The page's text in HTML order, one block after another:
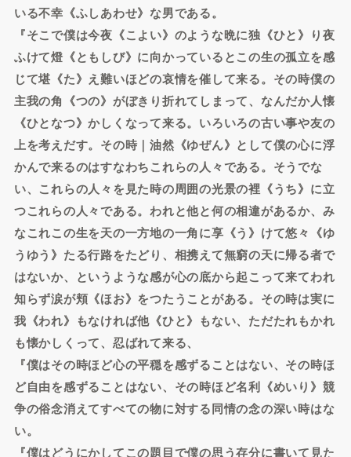
いる不幸《ふしあわせ》な男である。
『そこで僕は今夜《こよい》のような晩に独《ひと》り夜
ふけて燈《ともしび》に向かっているとこの生の孤立を感
じて堪《た》え難いほどの哀情を催して来る。その時僕の
主我の角《つの》がぼきり折れてしまって、なんだか人懐
《ひとなつ》かしくなって来る。いろいろの古い事や友の
上を考えだす。その時｜油然《ゆぜん》として僕の心に浮
かんで来るのはすなわちこれらの人々である。そうでな
い、これらの人々を見た時の周囲の光景の裡《うち》に立
つこれらの人々である。われと他と何の相違があるか、み
なこれこの生を天の一方地の一角に享《う》けて悠々《ゆ
うゆう》たる行路をたどり、相携えて無窮の天に帰る者で
はないか、というような感が心の底から起こって来てわれ
知らず涙が頬《ほお》をつたうことがある。その時は実に
我《われ》もなければ他《ひと》もない、ただたれもかれ
も懐かしくって、忍ばれて来る、
『僕はその時ほど心の平穏を感ずることはない、その時ほ
ど自由を感ずることはない、その時ほど名利《めいり》競
争の俗念消えてすべての物に対する同情の念の深い時はな
い。
『僕はどうにかしてこの題目で僕の思う存分に書いて見た